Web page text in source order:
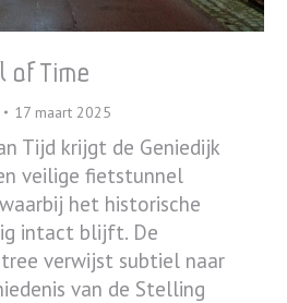
of Time
17 maart 2025
Tijd krijgt de Geniedijk
veilige fietstunnel
het historische
intact blijft. De
verwijst subtiel naar
van de Stelling